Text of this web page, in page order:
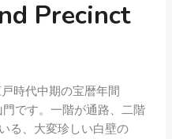
Precinct
時代中期の宝暦年間
です。一階が通路、二階
る、大変珍しい白壁の